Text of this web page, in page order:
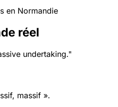
en Normandie
réel
undertaking."
massif ».